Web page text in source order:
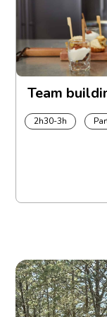
Team
2h30-3h